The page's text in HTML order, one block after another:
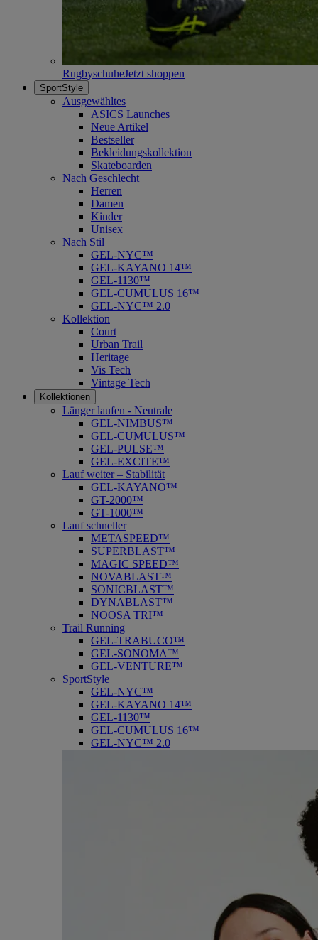
RugbyschuheJetzt shoppen
SportStyle
Ausgewähltes
ASICS Launches
Neue Artikel
Bestseller
Bekleidungskollektion
Skateboarden
Nach Geschlecht
Herren
Damen
Kinder
Unisex
Nach Stil
GEL-NYC™
GEL-KAYANO 14™
GEL-1130™
GEL-CUMULUS 16™
GEL-NYC™ 2.0
Kollektion
Court
Urban Trail
Heritage
Vis Tech
Vintage Tech
Kollektionen
Länger laufen - Neutrale
GEL-NIMBUS™
GEL-CUMULUS™
GEL-PULSE™
GEL-EXCITE™
Lauf weiter – Stabilität
GEL-KAYANO™
GT-2000™
GT-1000™
Lauf schneller
METASPEED™
SUPERBLAST™
MAGIC SPEED™
NOVABLAST™
SONICBLAST™
DYNABLAST™
NOOSA TRI™
Trail Running
GEL-TRABUCO™
GEL-SONOMA™
GEL-VENTURE™
SportStyle
GEL-NYC™
GEL-KAYANO 14™
GEL-1130™
GEL-CUMULUS 16™
GEL-NYC™ 2.0